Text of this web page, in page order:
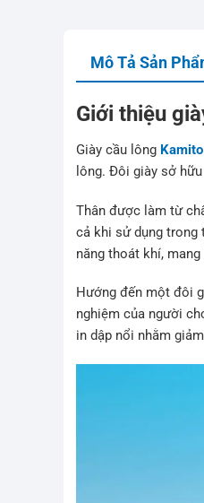
Mô Tả Sản
Giới thiệu
Giày cầu lông
lông. Đôi giày sở
Thân được làm từ
cả khi sử dụng trong
năng thoát khí,
Hướng đến một đôi
nghiệm của người
in dập nổi nhằm